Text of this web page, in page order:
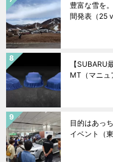
豊富な雪を
間発表 （25
【
MT（マニュ
目的はあっ
イベント（東